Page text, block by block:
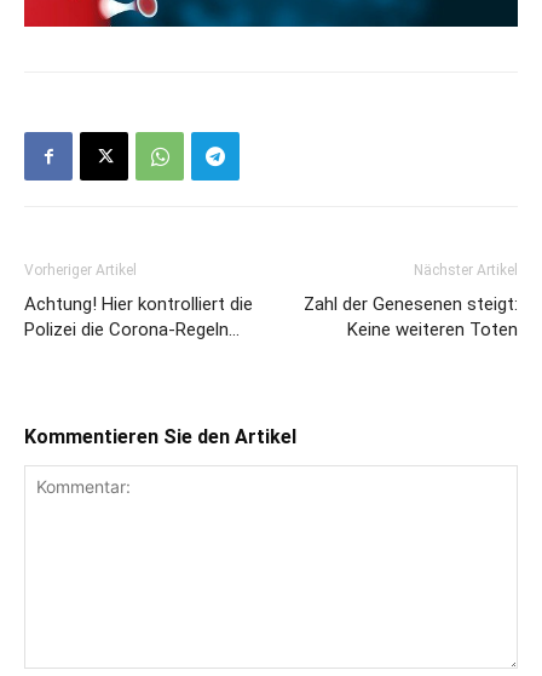
Vorheriger Artikel
Achtung! Hier kontrolliert die
Polizei die Corona-Regeln…
Nächster Artikel
Zahl der Genesenen steigt:
Keine weiteren Toten
Kommentieren Sie den Artikel